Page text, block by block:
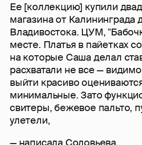
Ее [коллекцию] купили
магазина от Калининграда
Владивостока. ЦУМ,
месте. Платья в пайетках
на которые Саша делал
расхватали не все —
выйти красиво
минимальные. Зато
свитеры, бежевое пальто,
улетели,